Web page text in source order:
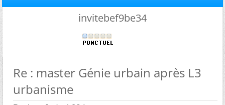
invitebef9be34
Re : master Génie urbain après L3
urbanisme